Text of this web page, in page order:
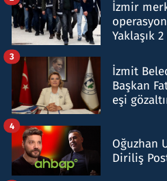
İzmir
Yaklaşık
İzmit
Başkan
eşi
3
Oğuzhan
Diriliş
4